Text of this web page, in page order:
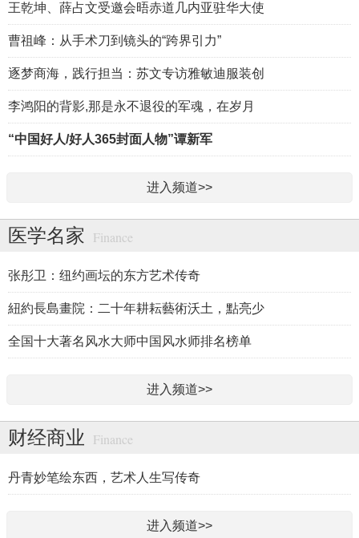
王乾坤、薛占文受邀会晤赤道几内亚驻华大使
曹祖峰：从手术刀到镜头的“跨界引力”
逐梦商海，践行担当：苏文专访雅敏迪服装创
李鸿阳的背影,那是永不退役的军魂，在岁月
“中国好人/好人365封面人物”谭新军
进入频道>>
医学名家 Finance
张彤卫：纽约画坛的东方艺术传奇
紐約長島畫院：二十年耕耘藝術沃土，點亮少
全国十大著名风水大师中国风水师排名榜单
进入频道>>
财经商业 Finance
丹青妙笔绘东西，艺术人生写传奇
进入频道>>